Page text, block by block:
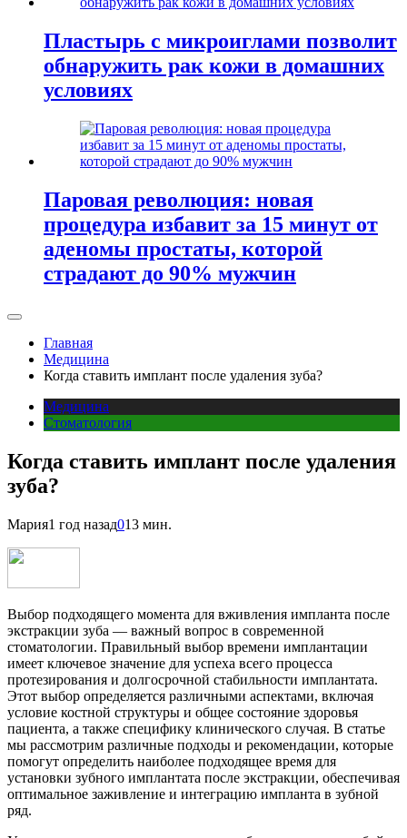
Пластырь с микроиглами позволит
обнаружить рак кожи в домашних
условиях
Паровая революция: новая
процедура избавит за 15 минут от
аденомы простаты, которой
страдают до 90% мужчин
Главная
Медицина
Когда ставить имплант после удаления зуба?
Медицина
Стоматология
Когда ставить имплант после удаления
зуба?
Мария1 год назад013 мин.
Выбор подходящего момента для вживления импланта после
экстракции зуба — важный вопрос в современной
стоматологии. Правильный выбор времени имплантации
имеет ключевое значение для успеха всего процесса
протезирования и долгосрочной стабильности имплантата.
Этот выбор определяется различными аспектами, включая
условие костной структуры и общее состояние здоровья
пациента, а также специфику клинического случая. В статье
мы рассмотрим различные подходы и рекомендации, которые
помогут определить наиболее подходящее время для
установки зубного имплантата после экстракции, обеспечивая
оптимальное заживление и интеграцию импланта в зубной
ряд.